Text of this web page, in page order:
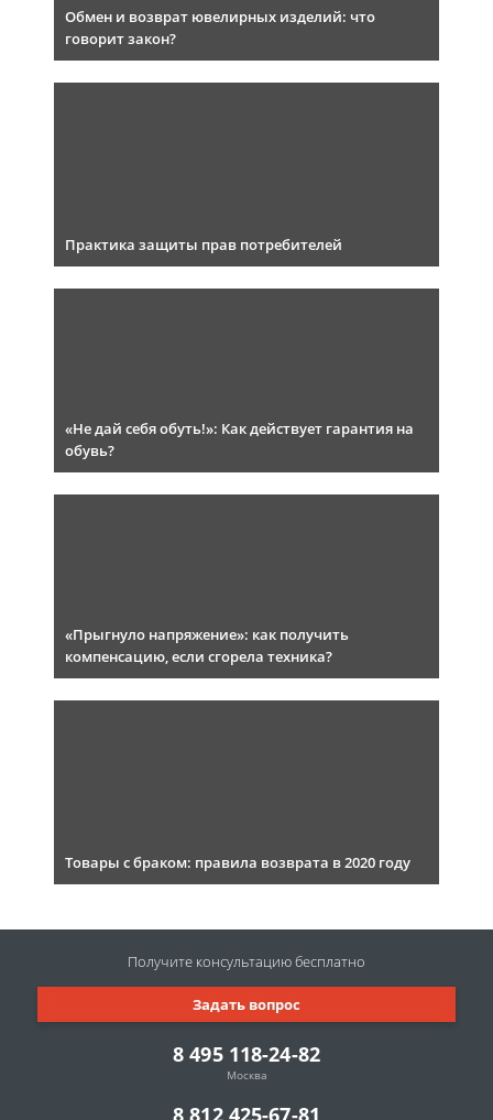
Обмен и возврат ювелирных изделий: что
говорит закон?
Практика защиты прав потребителей
«Не дай себя обуть!»: Как действует гарантия на
обувь?
«Прыгнуло напряжение»: как получить
компенсацию, если сгорела техника?
Товары с браком: правила возврата в 2020 году
8 495 118-24-82
Москва
8 812 425-67-81
Задать вопрос
Получите консультациюбесплатно